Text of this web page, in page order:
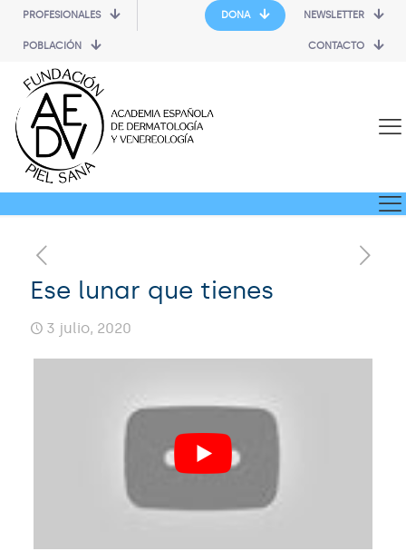
PROFESIONALES
POBLACIÓN
DONA NEWSLETTER
CONTACTO
Ese lunar que tienes
3 julio, 2020